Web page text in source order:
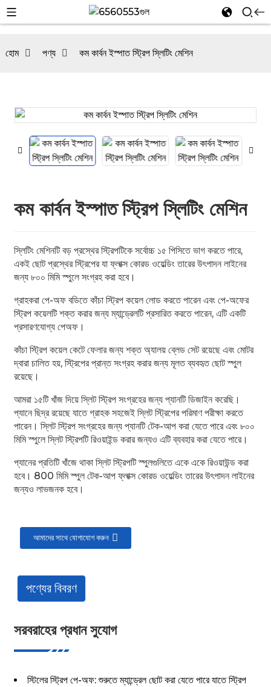
হোম পণ্য কম কার্বন ইস্পাত স্ট্রিপ স্লিটিং মেশিন
কম কার্বন ইস্পাত স্ট্রিপ স্লিটিং মেশিন
স্লিটিং মেশিনটি বড় প্রস্থের স্ট্রিপটিকে সর্বোচ্চ ১৫ পিসিতে ভাগ করতে পারে,
একই ছোট প্রস্থের স্ট্রিপের যা ফ্লাক্স কোরড ওয়েল্ডিং তারের উৎপাদন লাইনের
জন্য ৮০০ মিমি স্পুলে সংগ্রহ করা হবে।
গ্রাহকরা পে-অফ বডিতে কাঁচা স্ট্রিপ কয়েল লোড করতে পারেন এবং পে-অফের
স্ট্রিপ কয়েলটি শক্ত করার জন্য ম্যান্ড্রেলটি প্রসারিত করতে পারেন, এটি একটি
প্রসারণযোগ্য পেঅফ।
কাঁচা স্ট্রিপ কয়েল কেটে ফেলার জন্য শক্ত অ্যালয় ব্লেড সেট রয়েছে এবং মোটর
দ্বারা চালিত হয়, স্ট্রিপের প্রান্ত সংগ্রহ করার জন্য মূলত ব্যবহৃত ছোট স্পুল
রয়েছে।
আমরা ১৫টি খাঁজ দিয়ে স্লিট স্ট্রিপ সংগ্রহের জন্য প্যানটি ডিজাইন করেছি।
প্যানে ছিদ্র রয়েছে যাতে গ্রাহক সহজেই স্লিট স্ট্রিপের পরিমাণ পরীক্ষা করতে
পারেন। স্লিট স্ট্রিপ সংগ্রহের জন্য প্যানটি টেক-আপ করা যেতে পারে এবং ৮০০
মিমি স্পুলে স্লিট স্ট্রিপটি রিওয়াইন্ড করার জন্যও এটি ব্যবহার করা যেতে পারে।
প্যানের প্রতিটি খাঁজে থাকা স্লিট স্ট্রিপটি স্পুলগুলিতে একে একে রিওয়াউন্ড করা
হবে। 800 মিমি স্পুল টেক-আপ ফ্লাক্স কোরড ওয়েল্ডিং তারের উৎপাদন লাইনের
জন্যও লাভজনক হবে।
আমাদের সাথে যোগাযোগ করুন
পণ্যের বিবরণ
সরবরাহের প্রধান সুযোগ
স্টিলের স্ট্রিপ পে-অফ: শুরুতে ম্যান্ড্রেল ছোট করা যেতে পারে যাতে স্ট্রিপ